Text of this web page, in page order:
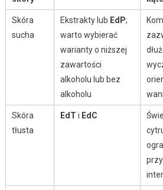
Skóra
sucha
Ekstrakty lub EdP;
warto wybierać
warianty o niższej
zawartości
alkoholu lub bez
alkoholu
Skóra
tłusta
EdT i EdC